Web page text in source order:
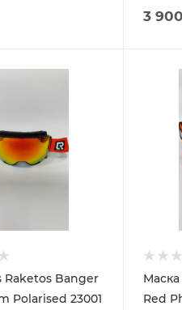
3
Raketos Banger
Polarised 23001
Red